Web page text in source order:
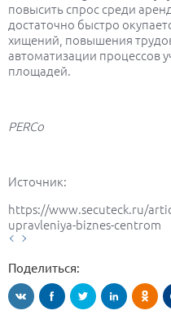
повысить спрос среди
достаточно быстро
хищений, повышения
автоматизации процессов
площадей.
PERCo
Источник:
https://www.secuteck.ru/
upravleniya-biznes-centrom
Поделиться: